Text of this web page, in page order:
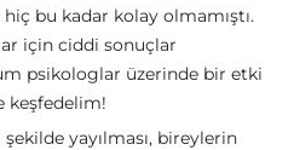
bu kadar kolay olmamıştı.
için ciddi sonuçlar
psikologlar üzerinde bir etki
keşfedelim!
yayılması, bireylerin